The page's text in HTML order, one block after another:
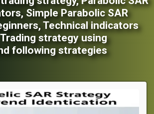
, Simple Parabolic SAR
, Technical indicators
Trading strategy using
following strategies